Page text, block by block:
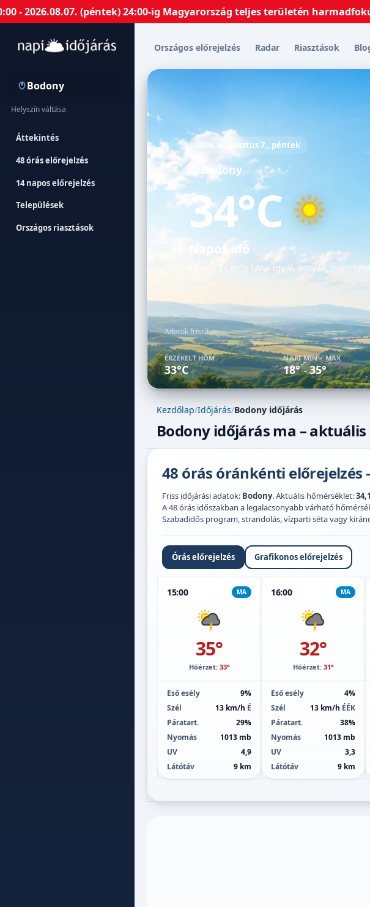
(péntek) 24:00-ig Magyarország teljes területén harmadfokú
Bodony
Helyszín váltása
Áttekintés
48 órás előrejelzés
14 napos előrejelzés
Települések
Országos riasztások
Országos előrejelzés Radar Riasztások
2026. augusztus 7., péntek
Bodony
34°C
Napos idő
Hőség és erős UV – igyál, árnyék,
Adatok frissítve:
ÉRZÉKELT HŐM.
33°C
NAPI MIN – MAX
18° –35°
Kezdőlap/Időjárás/Bodony időjárás
Bodony időjárás ma –
48 órás óránkénti előrejelzés
Friss időjárási adatok: Bodony. Aktuális hőmérséklet:
A 48 órás időszakban a legalacsonyabb várható
Szabadidős program, strandolás, vízparti séta vagy
Órás előrejelzés Grafikonos előrejelzés
15:00 MA
35°
Hőérzet: 33°
Eső esély
9%
Szél
13 km/h É
Páratart.
29%
Nyomás
1013 mb
UV
4,9
Látótáv
9 km
16:00 MA
32°
Hőérzet: 31°
Eső esély
4%
Szél
13 km/h ÉÉK
Páratart.
38%
Nyomás
1013 mb
UV
3,3
Látótáv
9 km